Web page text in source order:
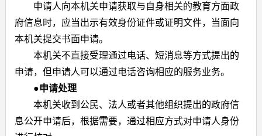
申请人向本机关申请获取与自身相关的教育方面政
府信息时，应当出示有效身份证件或证明文件，当面向
本机关提交书面申请。
本机关不直接受理通过电话、短消息等方式提出的
申请，但申请人可以通过电话咨询相应的服务业务。
●申请处理
本机关收到公民、法人或者其他组织提出的政府信
息公开申请后，根据需要，通过相应方式对申请人身份